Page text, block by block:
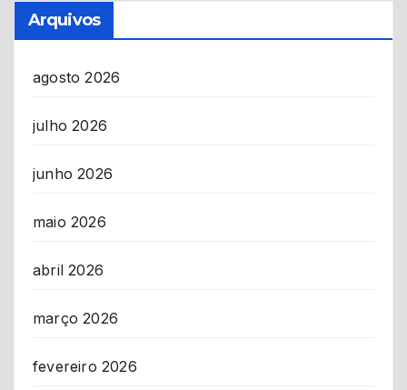
Arquivos
agosto 2026
julho 2026
junho 2026
maio 2026
abril 2026
março 2026
fevereiro 2026